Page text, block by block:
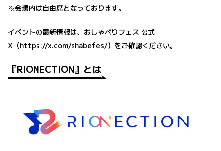
※会場内は自由席となっております。
イベントの最新情報は、おしゃべりフェス 公式
X（https://x.com/shabefes/）をご確認ください。
『RIONECTION』とは